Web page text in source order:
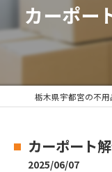
カーポー
カーポート
2025/06/07